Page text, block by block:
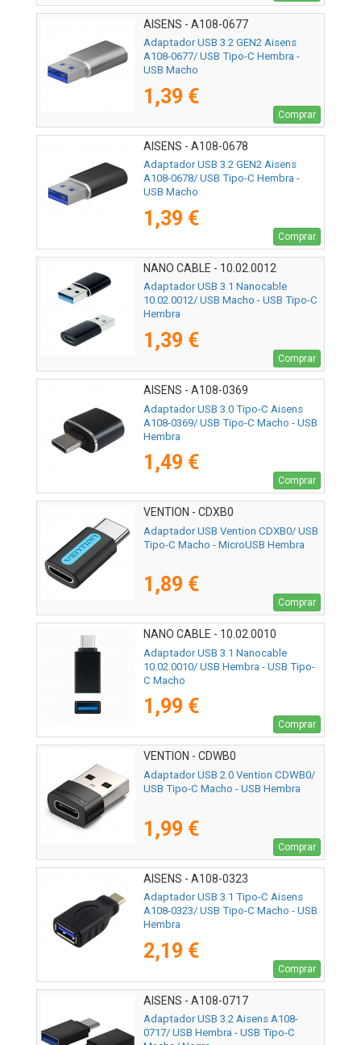
AISENS - A108-0677
Adaptador USB 3.2 GEN2 Aisens
A108-0677/ USB Tipo-C Hembra -
USB Macho
1,39 €
Comprar
AISENS - A108-0678
Adaptador USB 3.2 GEN2 Aisens
A108-0678/ USB Tipo-C Hembra -
USB Macho
1,39 €
Comprar
NANO CABLE - 10.02.0012
Adaptador USB 3.1 Nanocable
10.02.0012/ USB Macho - USB Tipo-C
Hembra
1,39 €
Comprar
AISENS - A108-0369
Adaptador USB 3.0 Tipo-C Aisens
A108-0369/ USB Tipo-C Macho - USB
Hembra
1,49 €
Comprar
VENTION - CDXB0
Adaptador USB Vention CDXB0/ USB
Tipo-C Macho - MicroUSB Hembra
1,89 €
Comprar
NANO CABLE - 10.02.0010
Adaptador USB 3.1 Nanocable
10.02.0010/ USB Hembra - USB Tipo-
C Macho
1,99 €
Comprar
VENTION - CDWB0
Adaptador USB 2.0 Vention CDWB0/
USB Tipo-C Macho - USB Hembra
1,99 €
Comprar
AISENS - A108-0323
Adaptador USB 3.1 Tipo-C Aisens
A108-0323/ USB Tipo-C Macho - USB
Hembra
2,19 €
Comprar
AISENS - A108-0717
Adaptador USB 3.2 Aisens A108-
0717/ USB Hembra - USB Tipo-C